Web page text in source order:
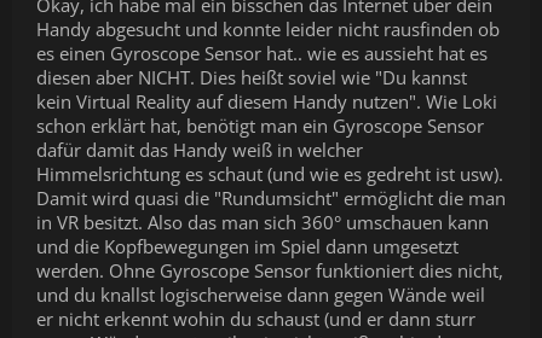
Okay, ich habe mal ein bisschen das Internet über dein
Handy abgesucht und konnte leider nicht rausfinden ob
es einen Gyroscope Sensor hat.. wie es aussieht hat es
diesen aber NICHT. Dies heißt soviel wie "Du kannst
kein Virtual Reality auf diesem Handy nutzen". Wie Loki
schon erklärt hat, benötigt man ein Gyroscope Sensor
dafür damit das Handy weiß in welcher
Himmelsrichtung es schaut (und wie es gedreht ist usw).
Damit wird quasi die "Rundumsicht" ermöglicht die man
in VR besitzt. Also das man sich 360° umschauen kann
und die Kopfbewegungen im Spiel dann umgesetzt
werden. Ohne Gyroscope Sensor funktioniert dies nicht,
und du knallst logischerweise dann gegen Wände weil
er nicht erkennt wohin du schaust (und er dann sturr